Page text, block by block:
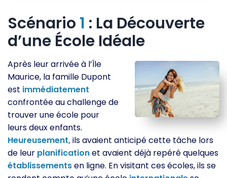
Scénario 1 : La Découverte
d’une École Idéale
Après leur arrivée à l’Île
Maurice, la famille Dupont
est immédiatement
confrontée au challenge de
trouver une école pour
leurs deux enfants.
Heureusement,ils avaient anticipé cette tâche lors
de leur planificationet avaient déjà repéré quelques
établissementsen ligne. En visitant ces écoles, ils se